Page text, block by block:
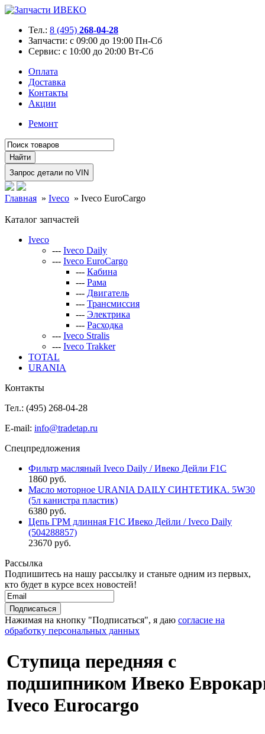
Тел.: 8 (495) 268-04-28
Запчасти: с 09:00 до 19:00 Пн-Сб
Сервис: с 10:00 до 20:00 Вт-Сб
Оплата
Доставка
Контакты
Акции
Ремонт
Главная » Iveco » Iveco EuroCargo
Каталог запчастей
Iveco
--- Iveco Daily
--- Iveco EuroCargo
--- Кабина
--- Рама
--- Двигатель
--- Трансмиссия
--- Электрика
--- Расходка
--- Iveco Stralis
--- Iveco Trakker
TOTAL
URANIA
Контакты
Тел.: (495) 268-04-28
E-mail: info@tradetap.ru
Спецпредложения
Фильтр масляный Iveco Daily / Ивеко Дейли F1C
1860 руб.
Масло моторное URANIA DAILY СИНТЕТИКА. 5W30
(5л канистра пластик)
6380 руб.
Цепь ГРМ длинная F1C Ивеко Дейли / Iveco Daily
(504288857)
23670 руб.
Рассылка
Подпишитесь на нашу рассылку и станьте одним из первых,
кто будет в курсе всех новостей!
Нажимая на кнопку "Подписаться", я даю согласие на
обработку персональных данных
Cтупица передняя с
подшипником Ивеко
Iveco Eurocargo